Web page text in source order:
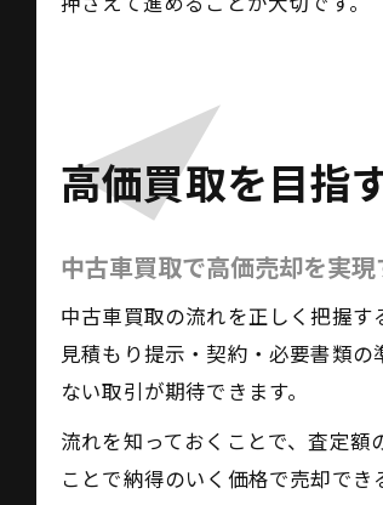
高価買取を目指
中古車買取で高価売却を実
中古車買取の流れを正しく把握す
見積もり提示・契約・必要書類
ない取引が期待できます。
流れを知っておくことで、査定
ことで納得のいく価格で売却で